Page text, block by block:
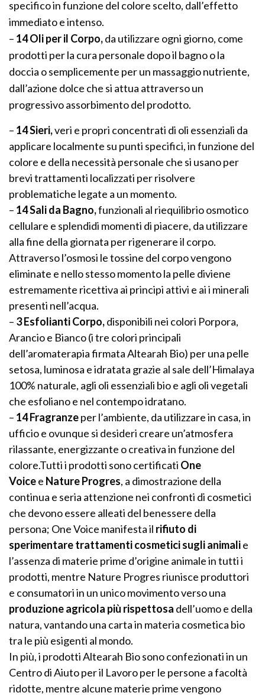
specifico in funzione del colore scelto, dall’effetto
immediato e intenso.
– 14 Oli per il Corpo,da utilizzare ogni giorno, come
prodotti per la cura personale dopo il bagno o la
doccia o semplicemente per un massaggio nutriente,
dall’azione dolce che si attua attraverso un
progressivo assorbimento del prodotto.
– 14 Sieri,veri e propri concentrati di oli essenziali da
applicare localmente su punti specifici, in funzione del
colore e della necessità personale che si usano per
brevi trattamenti localizzati per risolvere
problematiche legate a un momento.
– 14 Sali da Bagno,funzionali al riequilibrio osmotico
cellulare e splendidi momenti di piacere, da utilizzare
alla fine della giornata per rigenerare il corpo.
Attraverso l’osmosi le tossine del corpo vengono
eliminate e nello stesso momento la pelle diviene
estremamente ricettiva ai principi attivi e ai i minerali
presenti nell’acqua.
– 3 Esfolianti Corpo,disponibili nei colori Porpora,
Arancio e Bianco (i tre colori principali
dell’aromaterapia firmata Altearah Bio) per una pelle
setosa, luminosa e idratata grazie al sale dell’Himalaya
100% naturale, agli oli essenziali bio e agli oli vegetali
che esfoliano e nel contempo idratano.
– 14 Fragranzeper l’ambiente, da utilizzare in casa, in
ufficio e ovunque si desideri creare un’atmosfera
rilassante, energizzante o creativa in funzione del
colore.Tutti i prodotti sono certificati One
Voicee Nature Progres, a dimostrazione della
continua e seria attenzione nei confronti di cosmetici
che devono essere alleati del benessere della
persona; One Voice manifesta il rifiuto di
sperimentare trattamenti cosmetici sugli animalie
l’assenza di materie prime d’origine animale in tutti i
prodotti, mentre Nature Progres riunisce produttori
e consumatori in un unico movimento verso una
produzione agricola più rispettosa dell’uomo e della
natura, vantando una carta in materia cosmetica bio
tra le più esigenti al mondo.
In più, i prodotti Altearah Bio sono confezionati in un
Centro di Aiuto per il Lavoro per le persone a facoltà
ridotte, mentre alcune materie prime vengono